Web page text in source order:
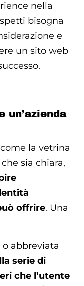
nella
bisogna
e
un sito web
un’azienda
come la vetrina
sia chiara,
offrire. Una
o abbreviata
serie di
che l’utente